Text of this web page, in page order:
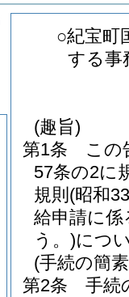
○紀宝町
する事
(趣旨)
第1条
この
57条の2に
規則 (昭和
給申請に
う。)につ
(手続の簡
第2条
手続